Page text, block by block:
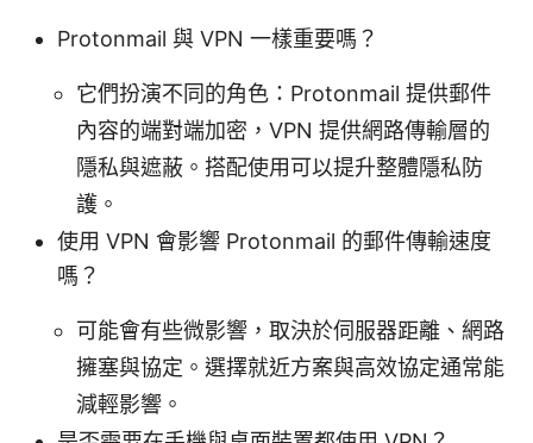
Protonmail 與 VPN 一樣重要嗎？
它們扮演不同的角色：Protonmail 提供郵件
內容的端對端加密，VPN 提供網路傳輸層的
隱私與遮蔽。搭配使用可以提升整體隱私防
護。
使用 VPN 會影響 Protonmail 的郵件傳輸速度
嗎？
可能會有些微影響，取決於伺服器距離、網路
擁塞與協定。選擇就近方案與高效協定通常能
減輕影響。